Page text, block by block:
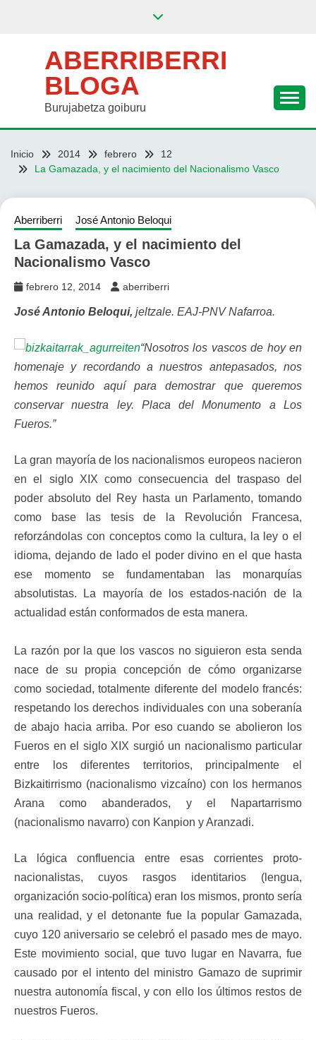
ABERRIBERRI
BLOGA
Burujabetza goiburu
Inicio 2014 febrero
12
La Gamazada, y el nacimiento del Nacionalismo Vasco
Aberriberri José Antonio Beloqui
La Gamazada, y el nacimiento del
Nacionalismo Vasco
febrero 12, 2014 aberriberri
José Antonio Beloqui, jeltzale. EAJ-PNV Nafarroa.
“Nosotros los vascos de hoy en
homenaje y recordando a nuestros antepasados, nos
hemos reunido aquí para demostrar que queremos
conservar nuestra ley. Placa del Monumento a Los
Fueros.”
La gran mayoría de los nacionalismos europeos nacieron
en el siglo XIX como consecuencia del traspaso del
poder absoluto del Rey hasta un Parlamento, tomando
como base las tesis de la Revolución Francesa,
reforzándolas con conceptos como la cultura, la ley o el
idioma, dejando de lado el poder divino en el que hasta
ese momento se fundamentaban las monarquías
absolutistas. La mayoría de los estados-nación de la
actualidad están conformados de esta manera.
La razón por la que los vascos no siguieron esta senda
nace de su propia concepción de cómo organizarse
como sociedad, totalmente diferente del modelo francés:
respetando los derechos individuales con una soberanía
de abajo hacia arriba. Por eso cuando se abolieron los
Fueros en el siglo XIX surgió un nacionalismo particular
entre los diferentes territorios, principalmente el
Bizkaitirrismo (nacionalismo vizcaíno) con los hermanos
Arana como abanderados, y el Napartarrismo
(nacionalismo navarro) con Kanpion y Aranzadi.
La lógica confluencia entre esas corrientes proto-
nacionalistas, cuyos rasgos identitarios (lengua,
organización socio-política) eran los mismos, pronto sería
una realidad, y el detonante fue la popular Gamazada,
cuyo 120 aniversario se celebró el pasado mes de mayo.
Este movimiento social, que tuvo lugar en Navarra, fue
causado por el intento del ministro Gamazo de suprimir
nuestra autonomía fiscal, y con ello los últimos restos de
nuestros Fueros.